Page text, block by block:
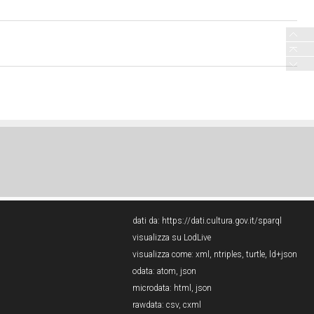
dati da: https://dati.cultura.gov.it/sparql
visualizza su LodLive
visualizza come: xml , ntriples, turtle, ld+json
odata: atom, json
microdata: html , json
rawdata: csv, cxml